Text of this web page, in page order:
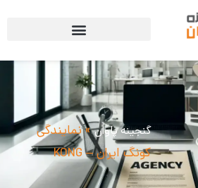
گنجینه پاوان»نمایندگی
کونگ ایران – KONG